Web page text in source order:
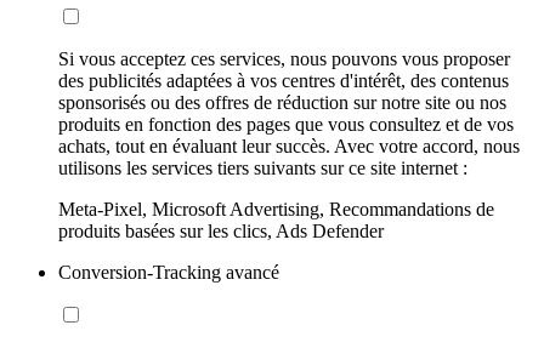
Si vous acceptez ces services, nous pouvons vous proposer
des publicités adaptées à vos centres d'intérêt, des contenus
sponsorisés ou des offres de réduction sur notre site ou nos
produits en fonction des pages que vous consultez et de vos
achats, tout en évaluant leur succès. Avec votre accord, nous
utilisons les services tiers suivants sur ce site internet :
Meta-Pixel, Microsoft Advertising, Recommandations de
produits basées sur les clics, Ads Defender
Conversion-Tracking avancé